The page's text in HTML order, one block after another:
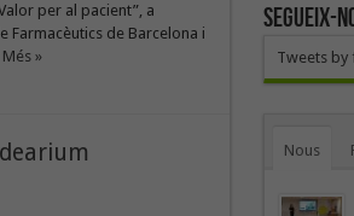
per al pacient”, a
Farmacèutics de Barcelona i
» Tweets by
Nous